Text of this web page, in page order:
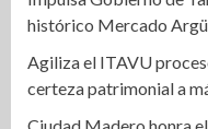
histórico Mercado
Agiliza el ITAVU
certeza patrimonial a